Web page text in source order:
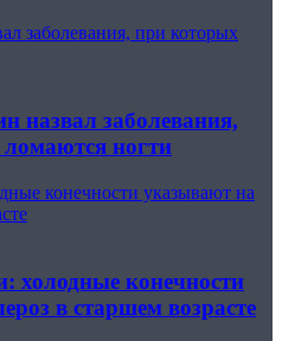
заболевания, при которых
назвал заболевания,
ногти
конечности указывают на
холодные конечности
в старшем возрасте